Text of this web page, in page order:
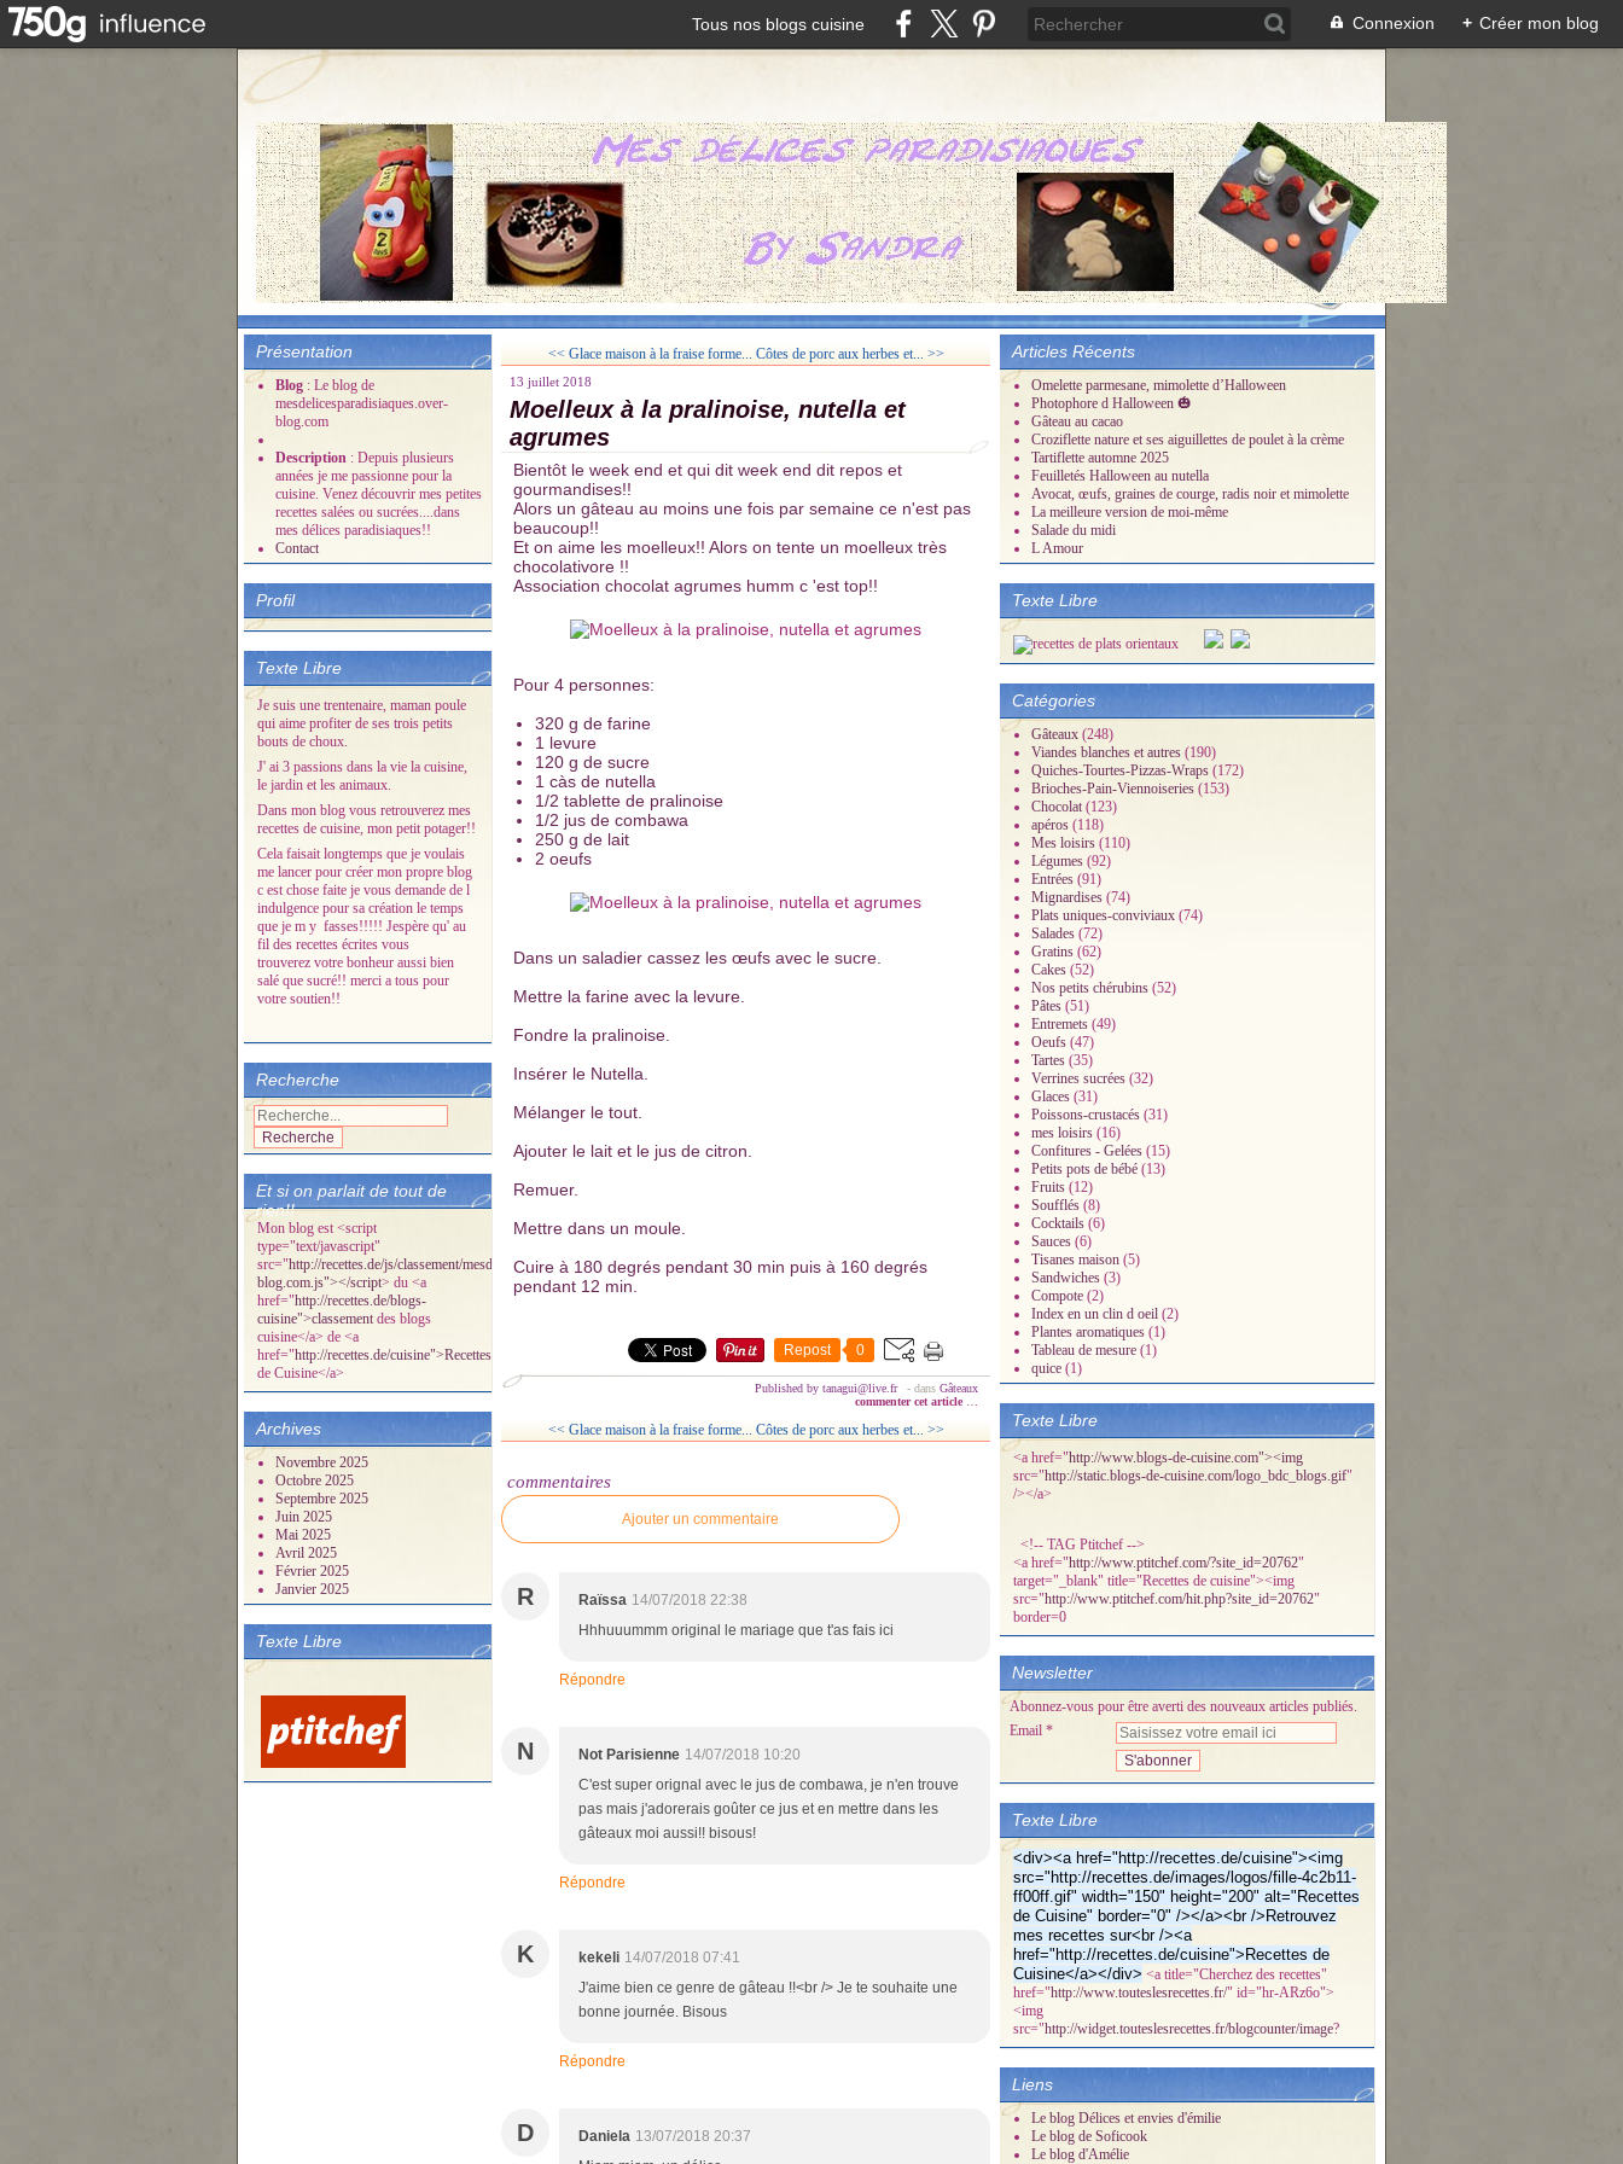
Tous nos blogs cuisine Connexion + Créer mon blog
Présentation
Blog : Le blog de
mesdelicesparadisiaques.over-
blog.com
Description : Depuis plusieurs
années je me passionne pour la
cuisine. Venez découvrir mes petites
recettes salées ou sucrées....dans
mes délices paradisiaques!!
Contact
Profil
Texte Libre
Je suis une trentenaire, maman poule
qui aime profiter de ses trois petits
bouts de choux.
J' ai 3 passions dans la vie la cuisine,
le jardin et les animaux.
Dans mon blog vous retrouverez mes
recettes de cuisine, mon petit potager!!
Cela faisait longtemps que je voulais
me lancer pour créer mon propre blog
c est chose faite je vous demande de l
indulgence pour sa création le temps
que je m y fasses!!!!! Jespère qu' au
fil des recettes écrites vous
trouverez votre bonheur aussi bien
salé que sucré!! merci a tous pour
votre soutien!!
Recherche
Et si on parlait de tout de
rien!!
Mon blog est <script
type="text/javascript"
src="http://recettes.de/js/classement/mesdelicesparadisiaques.over-
blog.com.js"></script> du <a
href="http://recettes.de/blogs-
cuisine">classement des blogs
cuisine</a> de <a
href="http://recettes.de/cuisine">Recettes
de Cuisine</a>
Archives
Novembre 2025
Octobre 2025
Septembre 2025
Juin 2025
Mai 2025
Avril 2025
Février 2025
Janvier 2025
Texte Libre
<< Glace maison à la fraise forme... Côtes de porc aux herbes et... >>
13 juillet 2018
Moelleux à la pralinoise, nutella et
agrumes
Bientôt le week end et qui dit week end dit repos et
gourmandises!!
Alors un gâteau au moins une fois par semaine ce n'est pas
beaucoup!!
Et on aime les moelleux!! Alors on tente un moelleux très
chocolativore !!
Association chocolat agrumes humm c 'est top!!
Pour 4 personnes:
320 g de farine
1 levure
120 g de sucre
1 càs de nutella
1/2 tablette de pralinoise
1/2 jus de combawa
250 g de lait
2 oeufs
Dans un saladier cassez les œufs avec le sucre.
Mettre la farine avec la levure.
Fondre la pralinoise.
Insérer le Nutella.
Mélanger le tout.
Ajouter le lait et le jus de citron.
Remuer.
Mettre dans un moule.
Cuire à 180 degrés pendant 30 min puis à 160 degrés
pendant 12 min.
Repost 0
Published by tanagui@live.fr - dans Gâteaux
commenter cet article
<< Glace maison à la fraise forme... Côtes de porc aux herbes et... >>
commentaires
Ajouter un commentaire
R Raïssa 14/07/2018 22:38
Hhhuuummm original le mariage que t'as fais ici
Répondre
N Not Parisienne 14/07/2018 10:20
C'est super orignal avec le jus de combawa, je n'en trouve
pas mais j'adorerais goûter ce jus et en mettre dans les
gâteaux moi aussi!! bisous!
Répondre
K kekeli 14/07/2018 07:41
J'aime bien ce genre de gâteau !!<br /> Je te souhaite une
bonne journée. Bisous
Répondre
D Daniela 13/07/2018 20:37
Articles Récents
Omelette parmesane, mimolette d’Halloween
Photophore d Halloween 🎃
Gâteau au cacao
Croziflette nature et ses aiguillettes de poulet à la crème
Tartiflette automne 2025
Feuilletés Halloween au nutella
Avocat, œufs, graines de courge, radis noir et mimolette
La meilleure version de moi-même
Salade du midi
L Amour
Texte Libre
Catégories
Gâteaux (248)
Viandes blanches et autres (190)
Quiches-Tourtes-Pizzas-Wraps (172)
Brioches-Pain-Viennoiseries (153)
Chocolat (123)
apéros (118)
Mes loisirs (110)
Légumes (92)
Entrées (91)
Mignardises (74)
Plats uniques-conviviaux (74)
Salades (72)
Gratins (62)
Cakes (52)
Nos petits chérubins (52)
Pâtes (51)
Entremets (49)
Oeufs (47)
Tartes (35)
Verrines sucrées (32)
Glaces (31)
Poissons-crustacés (31)
mes loisirs (16)
Confitures - Gelées (15)
Petits pots de bébé (13)
Fruits (12)
Soufflés (8)
Cocktails (6)
Sauces (6)
Tisanes maison (5)
Sandwiches (3)
Compote (2)
Index en un clin d oeil (2)
Plantes aromatiques (1)
Tableau de mesure (1)
quice (1)
Texte Libre
<a href="http://www.blogs-de-cuisine.com"><img
src="http://static.blogs-de-cuisine.com/logo_bdc_blogs.gif"
/></a>
<!-- TAG Ptitchef -->
<a href="http://www.ptitchef.com/?site_id=20762"
target="_blank" title="Recettes de cuisine"><img
src="http://www.ptitchef.com/hit.php?site_id=20762"
border=0
Newsletter
Abonnez-vous pour être averti des nouveaux articles publiés.
Email
Texte Libre
<div><a href="http://recettes.de/cuisine"><img
src="http://recettes.de/images/logos/fille-4c2b11-
ff00ff.gif" width="150" height="200" alt="Recettes
de Cuisine" border="0" /></a><br />Retrouvez
mes recettes sur<br /><a
href="http://recettes.de/cuisine">Recettes de
Cuisine</a></div> <a title="Cherchez des recettes"
href="http://www.touteslesrecettes.fr/" id="hr-ARz6o">
<img
src="http://widget.touteslesrecettes.fr/blogcounter/image?
Liens
Le blog Délices et envies d'émilie
Le blog de Soficook
Le blog d'Amélie